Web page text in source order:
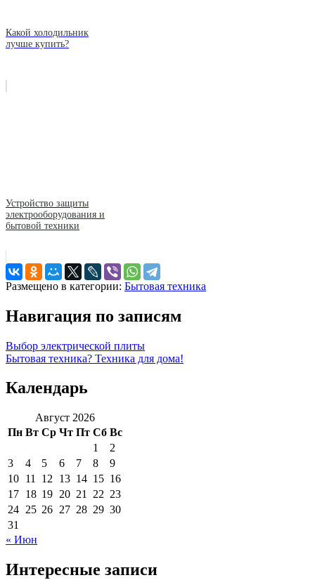
Какой холодильник
лучше купить?
Устройство защиты
электрооборудования и
бытовой техники
Размещено в категории: Бытовая техника
Навигация по записям
Выбор электрической плиты
Бытовая техника? Техника для дома!
Календарь
Август 2026
Пн Вт Ср Чт Пт Сб Вс
1
2
3
4 5 6 7 8
9
10 11 12 13 14 15 16
17 18 19 20 21 22 23
24 25 26 27 28 29 30
31
« Июн
Интересные записи